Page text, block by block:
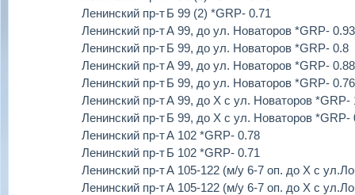
Ленинский пр-тБ 99 (2) *GRP- 0.71
Ленинский пр-тА 99, до ул. Новаторов *GRP- 0.93
Ленинский пр-тБ 99, до ул. Новаторов *GRP- 0.8
Ленинский пр-тА 99, до ул. Новаторов *GRP- 0.88
Ленинский пр-тБ 99, до ул. Новаторов *GRP- 0.76
Ленинский пр-тА 99, до Х с ул. Новаторов *GRP-
Ленинский пр-тБ 99, до Х с ул. Новаторов *GRP-
Ленинский пр-тА 102 *GRP- 0.78
Ленинский пр-тБ 102 *GRP- 0.71
Ленинский пр-тА 105-122 (м/у 6-7 оп. до Х с
Ленинский пр-тА 105-122 (м/у 6-7 оп. до Х с